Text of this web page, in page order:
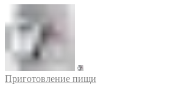
Приготовление пищи